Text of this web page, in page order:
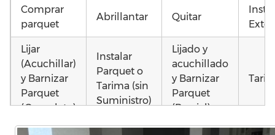
Comprar
parquet
Abrillantar Quitar
Lijar
(Acuchillar)
y Barnizar
Parquet
(Completo)
Instalar
Parquet o
Tarima (sin
Suministro)
Lijado y
acuchillado
y Barnizar
Parquet
(Parcial)